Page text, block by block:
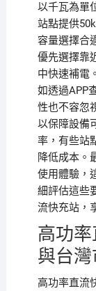
以千瓦為單
站點提供
容量選擇合
優先選擇靠
中快速補電
如透過APP
性也不容忽
以保障設備
率，有些站
降低成本。
使用體驗，
細評估這些
流快充站，
高功
與台
高功率直流